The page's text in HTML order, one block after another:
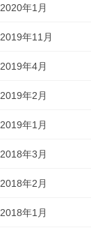
2020年1月
2019年11月
2019年4月
2019年2月
2019年1月
2018年3月
2018年2月
2018年1月